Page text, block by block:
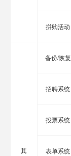
拼购活动
其
备份/恢复
招聘系统
投票系统
表单系统